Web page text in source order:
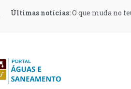
Últimas notícias:O que muda no
Últimas notícias:Moeve e
Últimas notícias:Novas regras
Últimas notícias:Retalho e
Últimas notícias:Procura de
Últimas notícias:Várias zonas de